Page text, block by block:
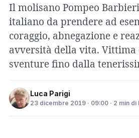
Il molisano Pompeo
italiano da prendere ad
coraggio, abnegazione e
avversità della vita. Vittima
sventure fino dalla
Luca Parigi
23 dicembre 2019 · 09:00 · 2 min di